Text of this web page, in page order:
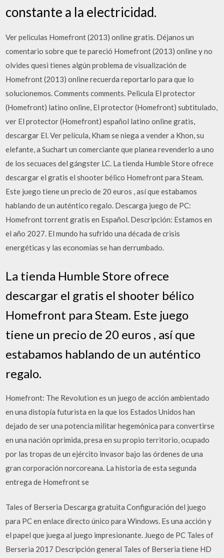
constante a la electricidad.
Ver peliculas Homefront (2013) online gratis. Déjanos un
comentario sobre que te pareció Homefront (2013) online y no
olvides quesi tienes algún problema de visualización de
Homefront (2013) online recuerda reportarlo para que lo
solucionemos. Comments comments. Pelicula El protector
(Homefront) latino online, El protector (Homefront) subtitulado,
ver El protector (Homefront) español latino online gratis,
descargar El. Ver película, Kham se niega a vender a Khon, su
elefante, a Suchart un comerciante que planea revenderlo a uno
de los secuaces del gángster LC. La tienda Humble Store ofrece
descargar el gratis el shooter bélico Homefront para Steam.
Este juego tiene un precio de 20 euros , así que estabamos
hablando de un auténtico regalo. Descarga juego de PC:
Homefront torrent gratis en Español. Descripción: Estamos en
el año 2027. El mundo ha sufrido una década de crisis
energéticas y las economías se han derrumbado.
La tienda Humble Store ofrece
descargar el gratis el shooter bélico
Homefront para Steam. Este juego
tiene un precio de 20 euros , así que
estabamos hablando de un auténtico
regalo.
Homefront: The Revolution es un juego de acción ambientado
en una distopía futurista en la que los Estados Unidos han
dejado de ser una potencia militar hegemónica para convertirse
en una nación oprimida, presa en su propio territorio, ocupado
por las tropas de un ejército invasor bajo las órdenes de una
gran corporación norcoreana. La historia de esta segunda
entrega de Homefront se
Tales of Berseria Descarga gratuita Configuración del juego
para PC en enlace directo único para Windows. Es una acción y
el papel que juega al juego impresionante. Juego de PC Tales of
Berseria 2017 Descripción general Tales of Berseria tiene HD